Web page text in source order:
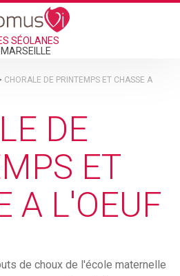
SÉOLANES
MARSEILLE
CHORALE DE PRINTEMPS ET CHASSE A
DE
ET
A L'OEUF
de choux de l'école maternelle